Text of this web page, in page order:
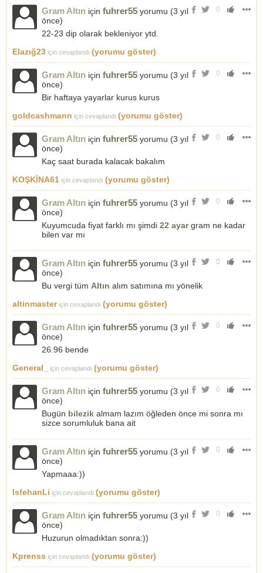
0
Gram Altın için fuhrer55 yorumu (3 yıl
önce)
22-23 dip olarak bekleniyor ytd.
Elazığ23 için cevaplandı (yorumu göster)
0
Gram Altın için fuhrer55 yorumu (3 yıl
önce)
Bir haftaya yayarlar kurus kurus
goldcashmann için cevaplandı (yorumu göster)
0
Gram Altın için fuhrer55 yorumu (3 yıl
önce)
Kaç saat burada kalacak bakalım
KOŞKİNA61 için cevaplandı (yorumu göster)
0
Gram Altın için fuhrer55 yorumu (3 yıl
önce)
Kuyumcuda fiyat farklı mı şimdi 22 ayargram ne kadar
bilen var mı
0
Gram Altın için fuhrer55 yorumu (3 yıl
önce)
Bu vergi tüm Altın alım satımına mı yönelik
altinmasteriçin cevaplandı (yorumu göster)
0
Gram Altın için fuhrer55 yorumu (3 yıl
önce)
26.96 bende
General_
için cevaplandı (yorumu göster)
0
Gram Altın için fuhrer55 yorumu (3 yıl
önce)
Bugün bilezik almam lazım öğleden önce mi sonra mı
sizce sorumluluk bana ait
0
Gram Altın için fuhrer55 yorumu (3 yıl
önce)
Yapmaaa:))
IsfehanLi için cevaplandı (yorumu göster)
0
Gram Altın için fuhrer55 yorumu (3 yıl
önce)
Huzurun olmadıktan sonra:))
Kprenss için cevaplandı (yorumu göster)